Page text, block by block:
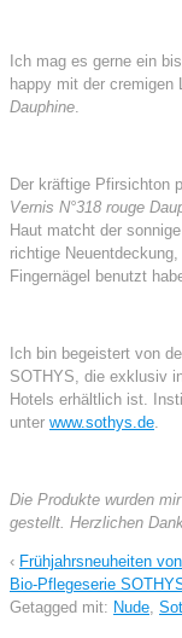
Ich mag es gerne ein
happy mit der cremigen
Dauphine
Der kräftige Pfirsichton
Vernis N°318 rouge
Haut matcht der
richtige
Fingernägel benutzt
Ich bin begeistert von
SOTHYS, die exklusiv
Hotels erhältlich ist.
unter www.sothys.de
Die Produkte wurden
gestellt. Herzlichen
‹ Frühjahrsneuheiten
Bio-Pflegeserie
Getagged mit: Nude